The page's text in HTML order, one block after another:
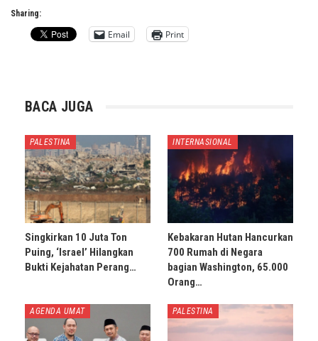
Sharing:
Email Print
BACA JUGA
PALESTINA
Singkirkan 10 Juta Ton
Puing, ‘Israel’ Hilangkan
Bukti Kejahatan Perang…
INTERNASIONAL
Kebakaran Hutan Hancurkan
700 Rumah di Negara
bagian Washington, 65.000
Orang…
AGENDA UMAT PALESTINA